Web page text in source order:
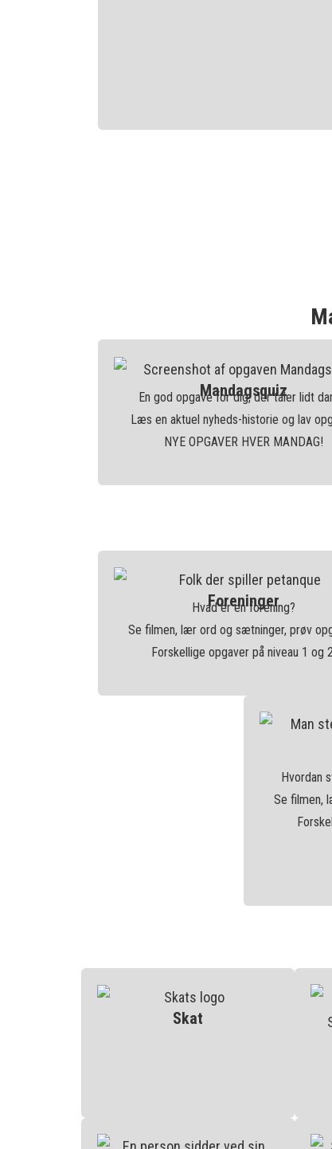
Mandagsquiz
En god opgave for dig, der taler lidt
Læs en aktuel nyheds-historie og lav
NYE OPGAVER HVER MANDAG!
Foreninger
Hvad er en forening?
Se filmen, lær ord og sætninger, prøv
Forskellige opgaver på niveau 1 og
Hvordan
Se filmen,
Skat